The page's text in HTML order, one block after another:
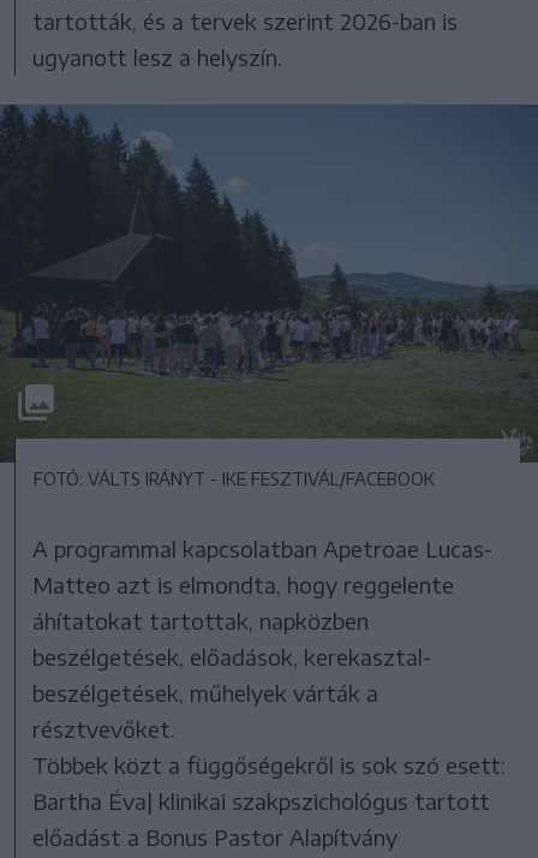
tartották, és a tervek szerint 2026-ban is
ugyanott lesz a helyszín.
FOTÓ: VÁLTS IRÁNYT - IKE FESZTIVÁL/FACEBOOK
A programmal kapcsolatban Apetroae Lucas-
Matteo azt is elmondta, hogy reggelente
áhítatokat tartottak, napközben
beszélgetések, előadások, kerekasztal-
beszélgetések, műhelyek várták a
résztvevőket.
Többek közt a függőségekről is sok szó esett:
Bartha Éva| klinikai szakpszichológus tartott
előadást a Bonus Pastor Alapítvány